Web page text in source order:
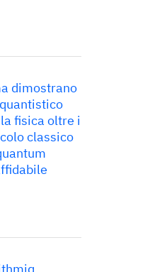
dimostrano
fisica oltre i
classico